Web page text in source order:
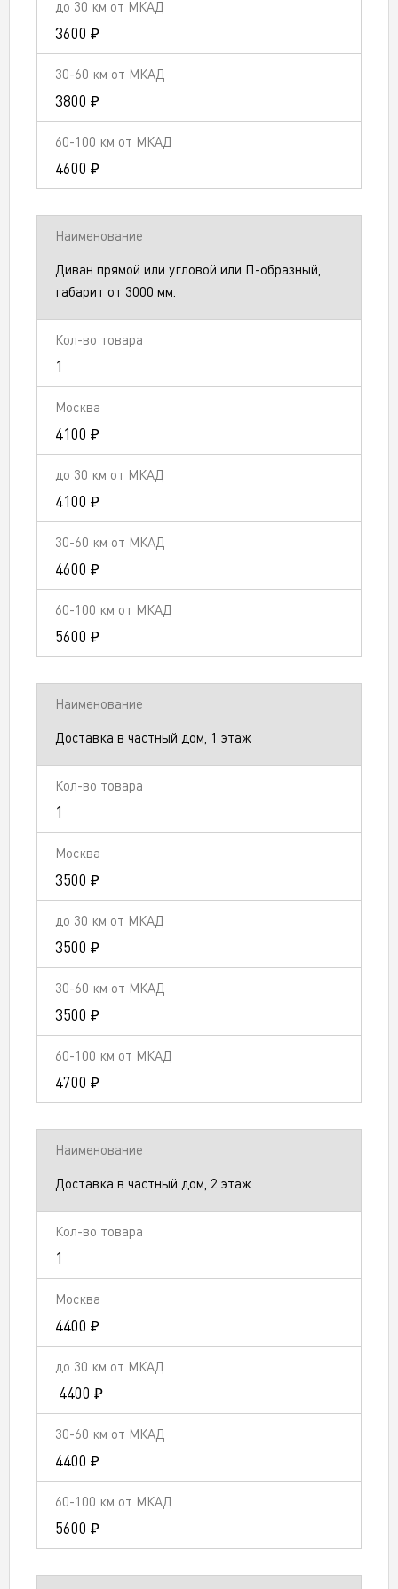
3600 ₽
3800 ₽
4600 ₽
Диван прямой или угловой или П-образный,
габарит от 3000 мм.
1
4100 ₽
4100 ₽
4600 ₽
5600 ₽
Доставка в частный дом, 1 этаж
1
3500 ₽
3500 ₽
3500 ₽
4700 ₽
Доставка в частный дом, 2 этаж
1
4400 ₽
4400 ₽
4400 ₽
5600 ₽